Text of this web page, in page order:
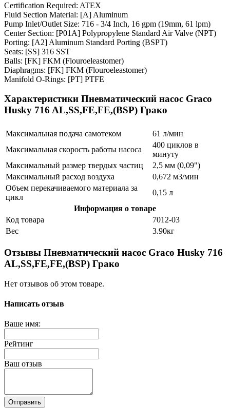
Certification Required: ATEX
Fluid Section Material: [A] Aluminum
Pump Inlet/Outlet Size: 716 - 3/4 Inch, 16 gpm (19mm, 61 lpm)
Center Section: [P01A] Polypropylene Standard Air Valve (NPT)
Porting: [A2] Aluminum Standard Porting (BSPT)
Seats: [SS] 316 SST
Balls: [FK] FKM (Flouroeleastomer)
Diaphragms: [FK] FKM (Flouroeleastomer)
Manifold O-Rings: [PT] PTFE
Характеристики Пневматический насос Graco
Husky 716 AL,SS,FE,FE,(BSP) Грако
Максимальная подача самотеком
61 л/мин
Максимальная скорость работы насоса
400 циклов в
минуту
Максимальный размер твердых частиц
2,5 мм (0,09")
Максимальный расход воздуха
0,672 м3/мин
Объем перекачиваемого материала за
цикл
0,15 л
Информация о товаре
Код товара
7012-03
Вес
3.90кг
Отзывы Пневматический насос Graco Husky 716
AL,SS,FE,FE,(BSP) Грако
Нет отзывов об этом товаре.
Написать отзыв
Ваше имя:
Рейтинг
Ваш отзыв
Отправить